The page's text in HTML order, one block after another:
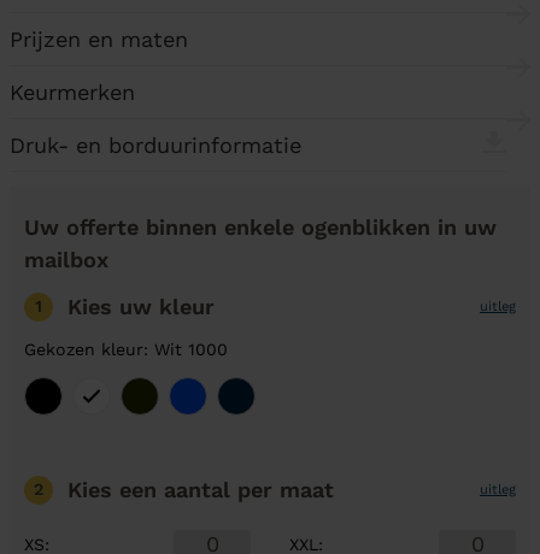
Prijzen en maten
Keurmerken
Druk- en borduurinformatie
Uw offerte binnen enkele ogenblikken in uw
mailbox
1 Kies uw kleur uitleg
Gekozen kleur: Wit 1000
2 Kies een aantal per maat uitleg
XS: XXL :